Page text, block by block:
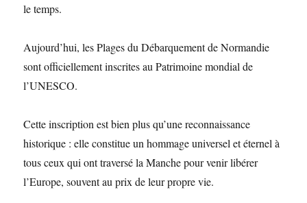
le temps.
Aujourd’hui, les Plages du Débarquement de Normandie
sont officiellement inscrites au Patrimoine mondial de
l’UNESCO.
Cette inscription est bien plus qu’une reconnaissance
historique : elle constitue un hommage universel et éternel à
tous ceux qui ont traversé la Manche pour venir libérer
l’Europe, souvent au prix de leur propre vie.